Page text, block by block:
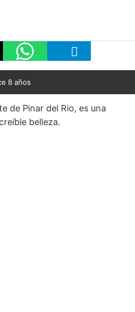
8 años
de Pinar del Rio, es una
belleza.